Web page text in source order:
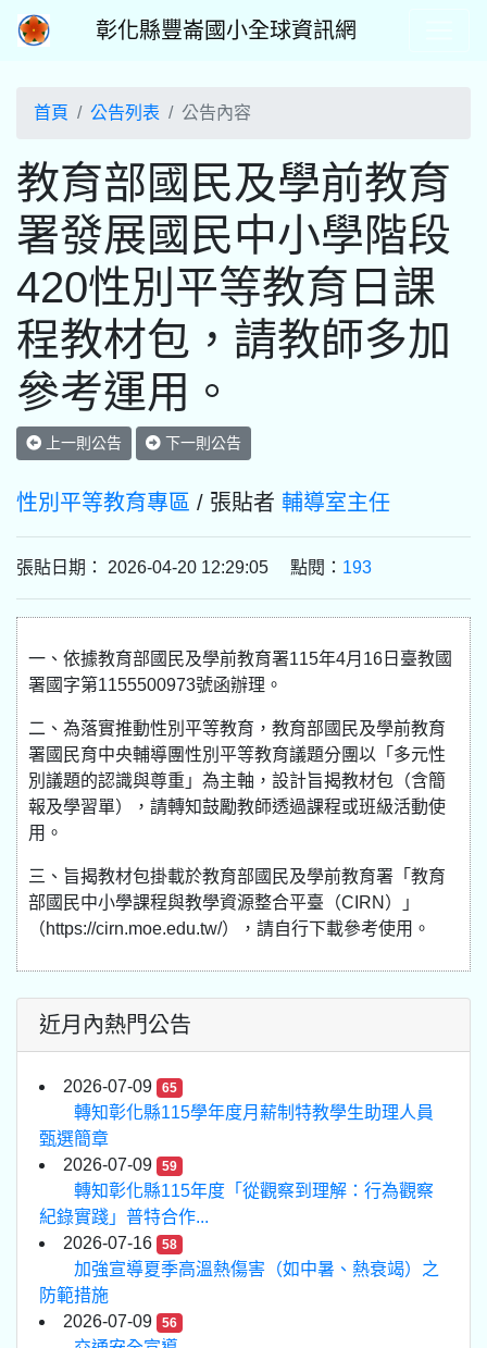
彰化縣豐崙國小全球資訊網
首頁 公告列表 公告內容
教育部國民及學前教育
署發展國民中小學階段
420性別平等教育日課
程教材包，請教師多加
參考運用。
上一則公告 下一則公告
性別平等教育專區 / 張貼者 輔導室主任
張貼日期： 2026-04-20 12:29:05 點閱： 193
一、依據教育部國民及學前教育署115年4月16日臺教國
署國字第1155500973號函辦理。
二、為落實推動性別平等教育，教育部國民及學前教育
署國民育中央輔導團性別平等教育議題分團以「多元性
別議題的認識與尊重」為主軸，設計旨揭教材包（含簡
報及學習單），請轉知鼓勵教師透過課程或班級活動使
用。
三、旨揭教材包掛載於教育部國民及學前教育署「教育
部國民中小學課程與教學資源整合平臺（CIRN）」
（https://cirn.moe.edu.tw/），請自行下載參考使用。
近月內熱門公告
2026-07-09 65
轉知彰化縣115學年度月薪制特教學生助理人員
甄選簡章
2026-07-09
59
轉知彰化縣115年度「從觀察到理解：行為觀察
紀錄實踐」普特合作...
2026-07-16
58
加強宣導夏季高溫熱傷害（如中暑、熱衰竭）之
防範措施
2026-07-09
56